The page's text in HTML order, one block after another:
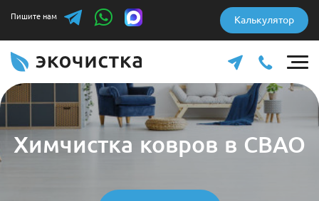
Пишите нам Калькулятор
Химчистка ковров в СВАО